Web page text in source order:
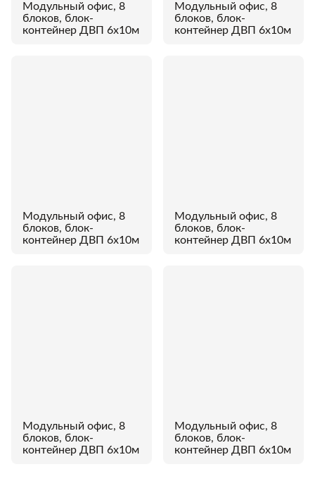
Модульный офис, 8
блоков, блок-
контейнер ДВП 6х10м
Модульный офис, 8
блоков, блок-
контейнер ДВП 6х10м
Модульный офис, 8
блоков, блок-
контейнер ДВП 6х10м
Модульный офис, 8
блоков, блок-
контейнер ДВП 6х10м
Модульный офис, 8
блоков, блок-
контейнер ДВП 6х10м
Модульный офис, 8
блоков, блок-
контейнер ДВП 6х10м